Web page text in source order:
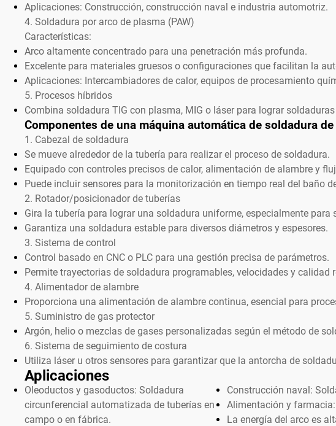
Aplicaciones: Construcción, construcción naval e industria automotriz.
4. Soldadura por arco de plasma (PAW)
Características:
Arco altamente concentrado para una penetración más profunda.
Excelente para materiales gruesos o configuraciones que facilitan la
Aplicaciones: Intercambiadores de calor, equipos de procesamiento
5. Procesos híbridos
Combina soldadura TIG con plasma, MIG o láser para lograr
Componentes de una máquina automática de soldadura
1. Cabezal de soldadura
Se mueve alrededor de la tubería para realizar el proceso de soldadura.
Equipado con controles precisos de calor, alimentación de alambre y
Puede incluir sensores para la monitorización en tiempo real del baño
2. Rotador/posicionador de tuberías
Gira la tubería para lograr una soldadura uniforme, especialmente para
Garantiza una soldadura estable para diversos diámetros y espesores.
3. Sistema de control
Control basado en CNC o PLC para una gestión precisa de parámetros.
Permite trayectorias de soldadura programables, velocidades y calidad
4. Alimentador de alambre
Proporciona una alimentación de alambre continua, esencial para
5. Suministro de gas protector
Argón, helio o mezclas de gases personalizadas según el método de
6. Sistema de seguimiento de costura
Utiliza láser u otros sensores para garantizar que la antorcha de
Aplicaciones
Oleoductos y gasoductos: Soldadura
circunferencial automatizada de tuberías en
campo o en fábrica.
Construcción naval:
Alimentación y
La energía del arco es